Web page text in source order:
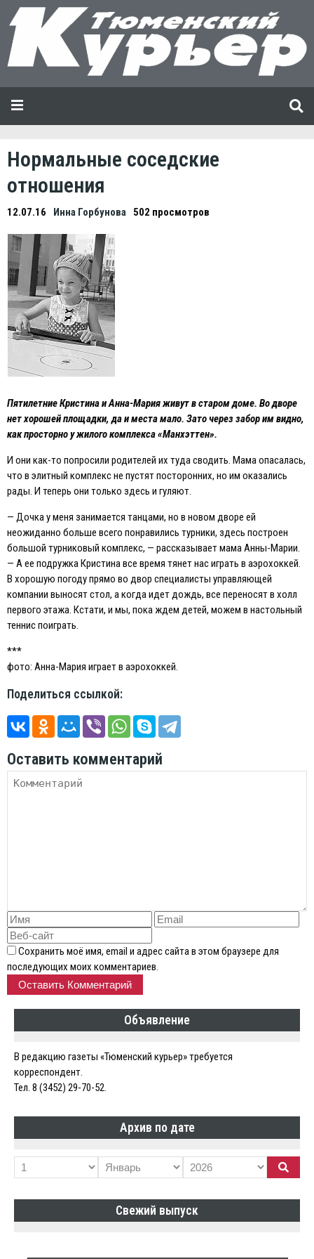
Нормальные соседские
отношения
12.07.16 Инна Горбунова 502 просмотров
Пятилетние Кристина и Анна-Мария живут в старом доме. Во дворе
нет хорошей площадки, да и места мало. Зато через забор им видно,
как просторно у жилого комплекса «Манхэттен».
И они как-то попросили родителей их туда сводить. Мама опасалась,
что в элитный комплекс не пустят посторонних, но им оказались
рады. И теперь они только здесь и гуляют.
— Дочка у меня занимается танцами, но в новом дворе ей
неожиданно больше всего понравились турники, здесь построен
большой турниковый комплекс, — рассказывает мама Анны-Марии.
— А ее подружка Кристина все время тянет нас играть в аэрохоккей.
В хорошую погоду прямо во двор специалисты управляющей
компании выносят стол, а когда идет дождь, все переносят в холл
первого этажа. Кстати, и мы, пока ждем детей, можем в настольный
теннис поиграть.
***
фото: Анна-Мария играет в аэрохоккей.
Поделиться ссылкой:
Оставить комментарий
Сохранить моё имя, email и адрес сайта в этом браузере для
последующих моих комментариев.
Объявление
В редакцию газеты «Тюменский курьер» требуется
корреспондент.
Тел. 8 (3452) 29-70-52.
Архив по дате
Свежий выпуск